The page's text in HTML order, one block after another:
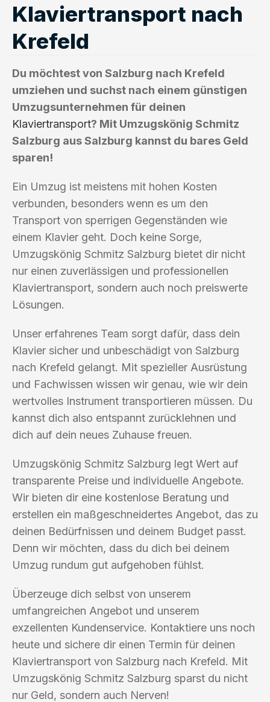
Klaviertransport nach
Krefeld
Du möchtest von Salzburg nach Krefeld
umziehen und suchst nach einem günstigen
Umzugsunternehmen für deinen
Klaviertransport? Mit Umzugskönig Schmitz
Salzburg aus Salzburg kannst du bares Geld
sparen!
Ein Umzug ist meistens mit hohen Kosten
verbunden, besonders wenn es um den
Transport von sperrigen Gegenständen wie
einem Klavier geht. Doch keine Sorge,
Umzugskönig Schmitz Salzburg bietet dir nicht
nur einen zuverlässigen und professionellen
Klaviertransport, sondern auch noch preiswerte
Lösungen.
Unser erfahrenes Team sorgt dafür, dass dein
Klavier sicher und unbeschädigt von Salzburg
nach Krefeld gelangt. Mit spezieller Ausrüstung
und Fachwissen wissen wir genau, wie wir dein
wertvolles Instrument transportieren müssen. Du
kannst dich also entspannt zurücklehnen und
dich auf dein neues Zuhause freuen.
Umzugskönig Schmitz Salzburg legt Wert auf
transparente Preise und individuelle Angebote.
Wir bieten dir eine kostenlose Beratung und
erstellen ein maßgeschneidertes Angebot, das zu
deinen Bedürfnissen und deinem Budget passt.
Denn wir möchten, dass du dich bei deinem
Umzug rundum gut aufgehoben fühlst.
Überzeuge dich selbst von unserem
umfangreichen Angebot und unserem
exzellenten Kundenservice. Kontaktiere uns noch
heute und sichere dir einen Termin für deinen
Klaviertransport von Salzburg nach Krefeld. Mit
Umzugskönig Schmitz Salzburg sparst du nicht
nur Geld, sondern auch Nerven!